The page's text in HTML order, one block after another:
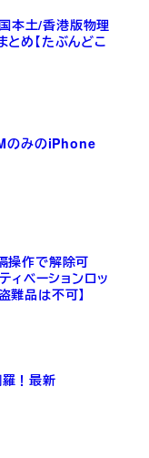
本土/香港版物理
め【たぶんどこ
のみのiPhone
操作で解除可
ィベーションロッ
難品は不可】
羅！最新